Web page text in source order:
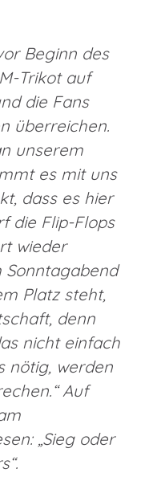
Beginn des
Trikot auf
die Fans
überreichen.
unserem
es mit uns
dass es hier
die Flip-Flops
wieder
Sonntagabend
Platz steht,
denn
nicht einfach
nötig, werden
Auf
„Sieg oder